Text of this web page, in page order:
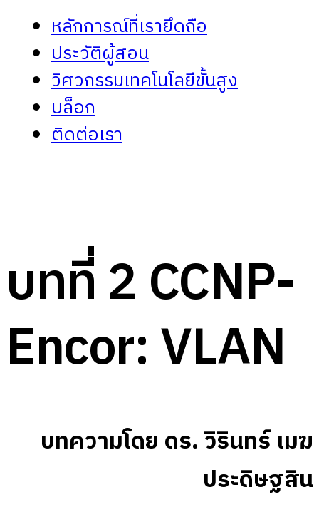
หลักการณ์ที่เรายึดถือ
ประวัติผู้สอน
วิศวกรรมเทคโนโลยีขั้นสูง
บล็อก
ติดต่อเรา
บทที่ 2 CCNP-
Encor: VLAN
บทความโดย ดร. วิรินทร์ เมฆ
ประดิษฐสิน